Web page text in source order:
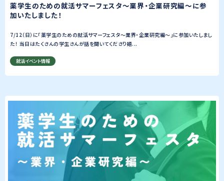
薬学生のための就活サマーフェスタ〜業界・企業研究編～に参
加いたしました！
7/12（日）に「薬学生のための就活サマーフェスタ〜業界・企業研究編～」に参加いたしまし
た！ 当日はたくさんの学生さんが話を聞いてくださり嬉...
就活イベント情報